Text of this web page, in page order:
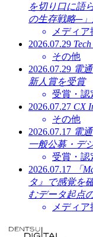
を切り口に語
の生存戦略─」
メディア
2026.07.29
その他
2026.07.29 電
新人賞を受賞
受賞・認
2026.07.27 CX
その他
2026.07.17 電
一般公募・デ
受賞・認
2026.07.17
「
タ』で感覚を
むデータ起点
メディア